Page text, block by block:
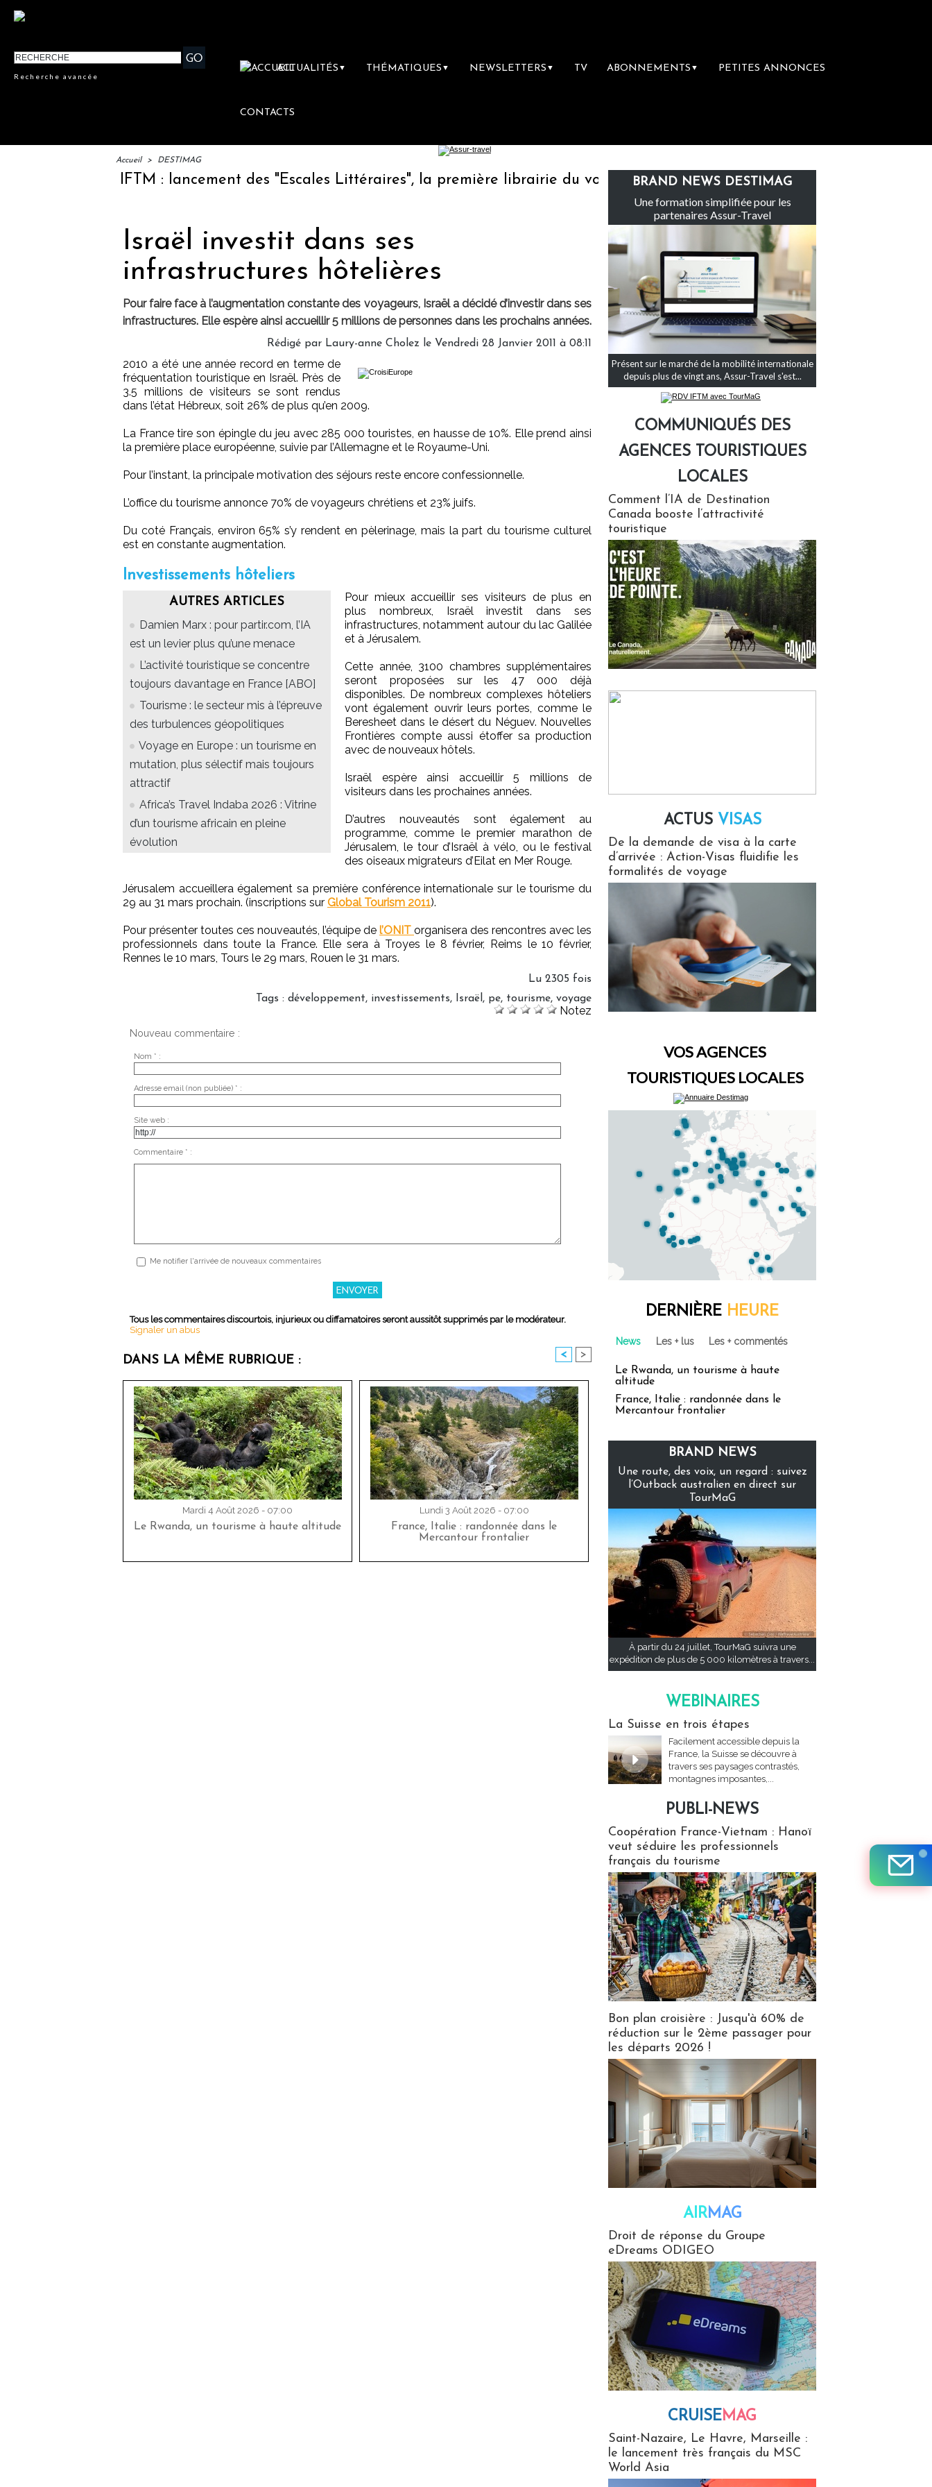
Recherche avancée
ACTUALITÉS ▼ THÉMATIQUES ▼ NEWSLETTERS ▼ TV ABONNEMENTS ▼ PETITES ANNONCES
CONTACTS
Accueil > DESTIMAG
IFTM : lancement des "Escales Littéraires", la première librairie du voyage Le groupe Sainte-Claire rachète Eden
Israël investit dans ses
infrastructures hôtelières
Pour faire face à l’augmentation constante des voyageurs, Israël a décidé d’investir dans ses
infrastructures. Elle espère ainsi accueillir 5 millions de personnes dans les prochains années.
Rédigé par Laury-anne Cholez le Vendredi 28 Janvier 2011 à 08:11
2010 a été une année record en terme de
fréquentation touristique en Israël. Près de
3.5 millions de visiteurs se sont rendus
dans l’état Hébreux, soit 26% de plus qu’en 2009.
La France tire son épingle du jeu avec 285 000 touristes, en hausse de 10%. Elle prend ainsi
la première place européenne, suivie par l’Allemagne et le Royaume-Uni.
Pour l’instant, la principale motivation des séjours reste encore confessionnelle.
L’office du tourisme annonce 70% de voyageurs chrétiens et 23% juifs.
Du coté Français, environ 65% s’y rendent en pèlerinage, mais la part du tourisme culturel
est en constante augmentation.
Investissements hôteliers
AUTRES ARTICLES
Damien Marx : pour partir.com, l’IA
est un levier plus qu’une menace
L’activité touristique se concentre
toujours davantage en France [ABO]
Tourisme : le secteur mis à l’épreuve
des turbulences géopolitiques
Voyage en Europe : un tourisme en
mutation, plus sélectif mais toujours
attractif
Africa’s Travel Indaba 2026 : Vitrine
d’un tourisme africain en pleine
évolution
Pour mieux accueillir ses visiteurs de plus en
plus nombreux, Israël investit dans ses
infrastructures, notamment autour du lac Galilée
et à Jérusalem.
Cette année, 3100 chambres supplémentaires
seront proposées sur les 47 000 déjà
disponibles. De nombreux complexes hôteliers
vont également ouvrir leurs portes, comme le
Beresheet dans le désert du Néguev. Nouvelles
Frontières compte aussi étoffer sa production
avec de nouveaux hôtels.
Israël espère ainsi accueillir 5 millions de
visiteurs dans les prochaines années.
D’autres nouveautés sont également au
programme, comme le premier marathon de
Jérusalem, le tour d’Israël à vélo, ou le festival
des oiseaux migrateurs d’Eilat en Mer Rouge.
Jérusalem accueillera également sa première conférence internationale sur le tourisme du
29 au 31 mars prochain. (inscriptions sur Global Tourism 2011).
Pour présenter toutes ces nouveautés, l’équipe de l’ONIT organisera des rencontres avec les
professionnels dans toute la France. Elle sera à Troyes le 8 février, Reims le 10 février,
Rennes le 10 mars, Tours le 29 mars, Rouen le 31 mars.
Lu 2305 fois
Tags : développement, investissements, Israël , pe, tourisme, voyage
Notez
Nouveau commentaire :
Nom * :
Adresse email (non publiée) * :
Site web :
Commentaire * :
Me notifier l'arrivée de nouveaux commentaires
Tous les commentaires discourtois, injurieux ou diffamatoires seront aussitôt supprimés par le modérateur.
Signaler un abus
DANS LA MÊME RUBRIQUE : < >
Mardi 4 Août 2026 - 07:00
Le Rwanda, un tourisme à haute altitude
Lundi 3 Août 2026 - 07:00
France, Italie : randonnée dans le
Mercantour frontalier
BRAND NEWS DESTIMAG
Une formation simplifiée pour les
partenaires Assur-Travel
Présent sur le marché de la mobilité internationale
depuis plus de vingt ans, Assur-Travel s'est...
COMMUNIQUÉS DES
AGENCES TOURISTIQUES
LOCALES
Comment l’IA de Destination
Canada booste l’attractivité
touristique
ACTUS VISAS
De la demande de visa à la carte
d’arrivée : Action-Visas fluidifie les
formalités de voyage
VOS AGENCES
TOURISTIQUES LOCALES
DERNIÈRE HEURE
News Les + lus Les + commentés
Le Rwanda, un tourisme à haute
altitude
France, Italie : randonnée dans le
Mercantour frontalier
BRAND NEWS
Une route, des voix, un regard : suivez
l’Outback australien en direct sur
TourMaG
À partir du 24 juillet, TourMaG suivra une
expédition de plus de 5 000 kilomètres à travers...
WEBINAIRES
La Suisse en trois étapes
Facilement accessible depuis la
France, la Suisse se découvre à
travers ses paysages contrastés,
montagnes imposantes,...
PUBLI-NEWS
Coopération France-Vietnam : Hanoï
veut séduire les professionnels
français du tourisme
Bon plan croisière : Jusqu'à 60% de
réduction sur le 2ème passager pour
les départs 2026 !
AIRMAG
Droit de réponse du Groupe
eDreams ODIGEO
CRUISEMAG
Saint-Nazaire, Le Havre, Marseille :
le lancement très français du MSC
World Asia